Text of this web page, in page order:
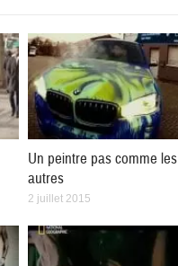
Un peintre pas comme les
autres
2 juillet 2015